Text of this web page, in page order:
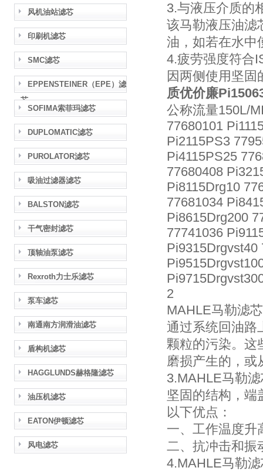
风机油站滤芯
印刷机滤芯
SMC滤芯
EPPENSTEINER（EPE）滤
芯
SOFIMA索菲玛滤芯
DUPLOMATIC滤芯
PUROLATOR滤芯
吸油过滤器滤芯
BALSTON滤芯
干气密封滤芯
顶轴油泵滤芯
Rexroth力士乐滤芯
泵车滤芯
南通南方润滑油滤芯
盾构机滤芯
HAGGLUNDS赫格隆滤芯
油压机滤芯
EATON伊顿滤芯
风电滤芯
3.与液压介质的
该马勒液压油滤
油，如若在水中
4.疲劳强度符合
因两侧使用坚
质优价廉
公称流量150L/
77680101
Pi2115PS3
Pi4115PS25
77680408
Pi8115Drg10
77681034
Pi8615Drg200
77741036
Pi9315Drgvst40
2
MAHLE马勒滤
通过系统回油路
颗粒的污染。这
磨损产生的，或
3.MAHLE马勒
坚固的结构，端
以下优点：
一、工作温度升
二、抗冲击和振
4.MAHLE马勒